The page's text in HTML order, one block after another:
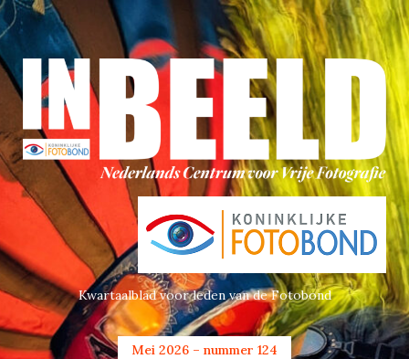
Kwartaalblad voor leden van de Fotobond
Mei 2026 – nummer 124